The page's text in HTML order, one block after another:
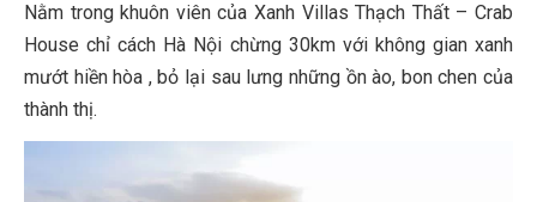
Nằm trong khuôn viên của Xanh Villas Thạch Thất – Crab
House chỉ cách Hà Nội chừng 30km với không gian xanh
mướt hiền hòa , bỏ lại sau lưng những ồn ào, bon chen của
thành thị.